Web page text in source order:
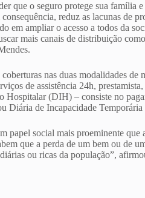
que o seguro protege sua família
reduz as lacunas de
em ampliar o acesso a todos da
mais canais de distribuição
nas duas modalidades de
de assistência 24h,
Hospitalar (DIH) – consiste no
Diária de Incapacidade
papel social mais proeminente que
que a perda de um bem ou de
ou ricas da população”,